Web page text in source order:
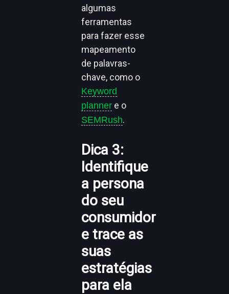
algumas
ferramentas
para fazer esse
mapeamento
de palavras-
chave, como o
Keyword
planner e o
SEMRush.
Dica 3:
Identifique
a persona
do seu
consumidor
e trace as
suas
estratégias
para ela